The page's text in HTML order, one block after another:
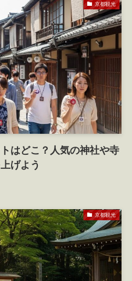
京都観光
はどこ？人気の神社や寺
げよう
京都観光